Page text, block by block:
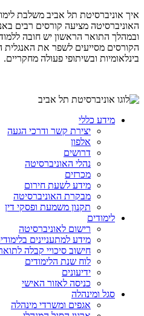
איך אוניברסיטת תל אביב משלבת
האוניברסיטה מציעה קורסים רבים
ובמהלך התואר הראשון יש חובה
הקורסים מסייעים לשפר את האנגלית
בינלאומיות ובשיתופי פעולה מחקריים.
מידע כללי
יצירת קשר ודרכי הגעה
אלפון
דרושים
נהלי האוניברסיטה
מכרזים
מידע לשעת חירום
מבקרת האוניברסיטה
תקנון משמעת ופסקי דין
לימודים
רישום לאוניברסיטה
מידע למתעניינים
חישוב סיכויי קבלה
לוח שנת הלימודים
ידיעונים
כניסה לאזור האישי
סגל ומינהלה
אגפים ומשרדי מינהלה